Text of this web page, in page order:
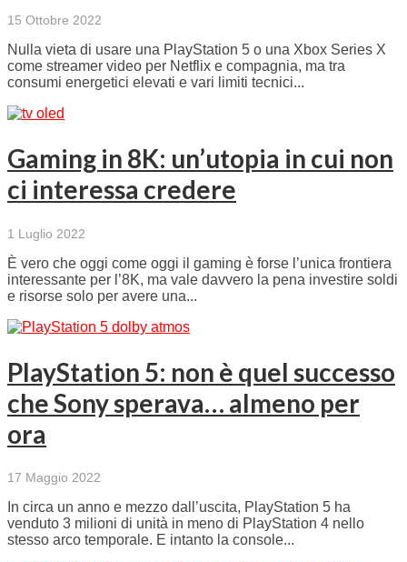
15 Ottobre 2022
Nulla vieta di usare una PlayStation 5 o una Xbox Series X
come streamer video per Netflix e compagnia, ma tra
consumi energetici elevati e vari limiti tecnici...
Gaming in 8K: un’utopia in cui non
ci interessa credere
1 Luglio 2022
È vero che oggi come oggi il gaming è forse l’unica frontiera
interessante per l’8K, ma vale davvero la pena investire soldi
e risorse solo per avere una...
PlayStation 5: non è quel successo
che Sony sperava… almeno per
ora
17 Maggio 2022
In circa un anno e mezzo dall’uscita, PlayStation 5 ha
venduto 3 milioni di unità in meno di PlayStation 4 nello
stesso arco temporale. E intanto la console...